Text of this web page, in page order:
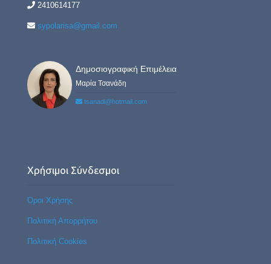
2410614177
sypolarisa@gmail.com
Δημοσιογραφική Επιμέλεια
Μαρία Τσανάδη
tsanadi@hotmail.com
Χρήσιμοι Σύνδεσμοι
Όροι Χρήσης
Πολιτική Απορρήτου
Πολιτική Cookies